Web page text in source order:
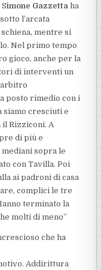
imone Gazzetta ha
l’arcata
mentre si
Nel primo tempo
gioco, anche per la
di interventi un
posto rimedio con i
cresciuti e
il Rizziconi. A
di più e
sopra le
con Tavilla. Poi
ai padroni di casa
complici le tre
terminato la
molti di meno”
che ha
Addirittura